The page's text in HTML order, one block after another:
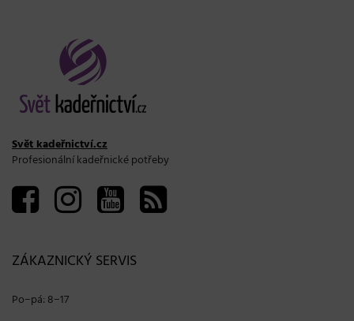
Svět kadeřnictví.cz
Profesionální kadeřnické potřeby
ZÁKAZNICKÝ SERVIS
Po−pá: 8−17